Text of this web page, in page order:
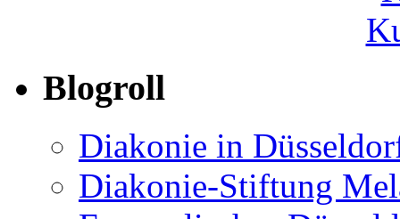
Blogroll
Diakonie in
Diakonie-Stiftung